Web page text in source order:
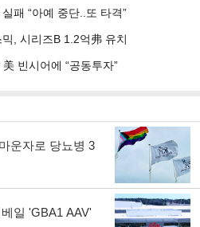
패 “아예 중단..또 타격”
, 시리즈B 1.2억弗 유치
빈시어에 “공동투자”
운자로 당뇨병 3
베일 'GBA1 AAV'